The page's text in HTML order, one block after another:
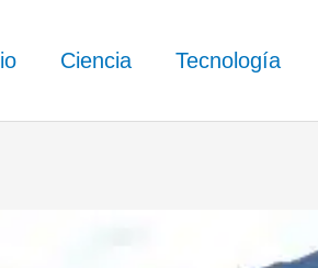
Ciencia Tecnología